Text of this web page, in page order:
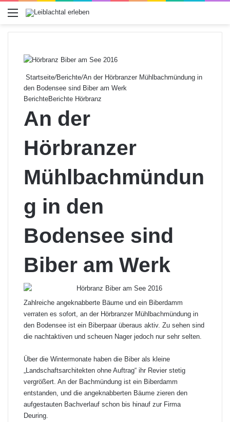
Menü
Startseite/Berichte/An der Hörbranzer Mühlbachmündung in
den Bodensee sind Biber am Werk
BerichteBerichte Hörbranz
An der
Hörbranzer
Mühlbachmündun
g in den
Bodensee sind
Biber am Werk
Zahlreiche angeknabberte Bäume und ein Biberdamm
verraten es sofort, an der Hörbranzer Mühlbachmündung in
den Bodensee ist ein Biberpaar überaus aktiv. Zu sehen sind
die nachtaktiven und scheuen Nager jedoch nur sehr selten.
Über die Wintermonate haben die Biber als kleine
„Landschaftsarchitekten ohne Auftrag“ ihr Revier stetig
vergrößert. An der Bachmündung ist ein Biberdamm
entstanden, und die angeknabberten Bäume zieren den
aufgestauten Bachverlauf schon bis hinauf zur Firma
Deuring.